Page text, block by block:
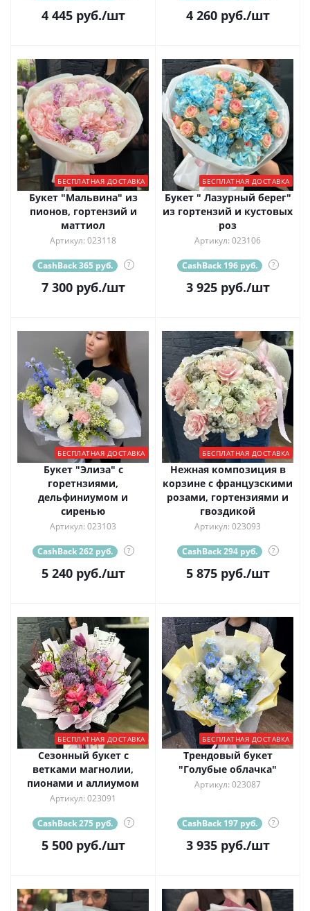
4 445руб./шт 4 260руб./шт
БЕСПЛАТНАЯ ДОСТАВКА
Букет "Мальвина" из
пионов, гортензий и
маттиол
Артикул: 023118
CashBack 365 руб. ?
7 300руб./шт
БЕСПЛАТНАЯ ДОСТАВКА
Букет " Лазурный берег"
из гортензий и кустовых
роз
Артикул: 023106
CashBack 196 руб. ?
3 925руб./шт
БЕСПЛАТНАЯ ДОСТАВКА
Букет "Элиза" с
горетнзиями,
дельфиниумом и
сиренью
Артикул: 023103
CashBack 262 руб. ?
5 240руб./шт
БЕСПЛАТНАЯ ДОСТАВКА
Нежная композиция в
корзине с французскими
розами, гортензиями и
гвоздикой
Артикул: 023093
CashBack 294 руб. ?
5 875руб./шт
БЕСПЛАТНАЯ ДОСТАВКА
Сезонный букет с
ветками магнолии,
пионами и аллиумом
Артикул: 023091
CashBack 275 руб. ?
5 500руб./шт
БЕСПЛАТНАЯ ДОСТАВКА
Трендовый букет
"Голубые облачка"
Артикул: 023087
CashBack 197 руб. ?
3 935руб./шт